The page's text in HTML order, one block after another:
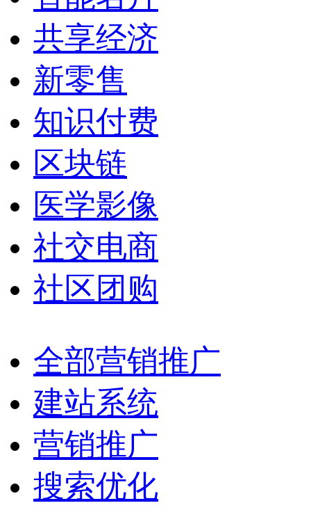
共享经济
新零售
知识付费
区块链
医学影像
社交电商
社区团购
全部营销推广
建站系统
营销推广
搜索优化